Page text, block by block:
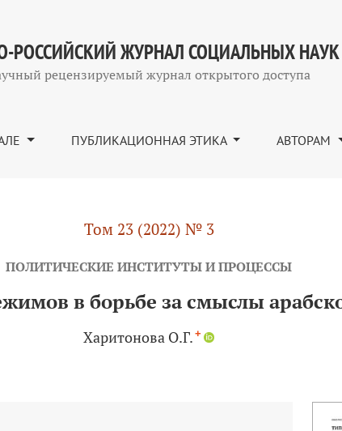
смыслы арабской режимной динамики
РОССИЙСКИЙ ЖУРНАЛ СОЦИАЛЬНЫХ НАУК
рецензируемый журнал открытого доступа
ПУБЛИКАЦИОННАЯ ЭТИКА АВТОРАМ
Том 23 (2022) № 3
ПОЛИТИЧЕСКИЕ ИНСТИТУТЫ И ПРОЦЕССЫ
в борьбе за смыслы
Харитонова О.Г. +